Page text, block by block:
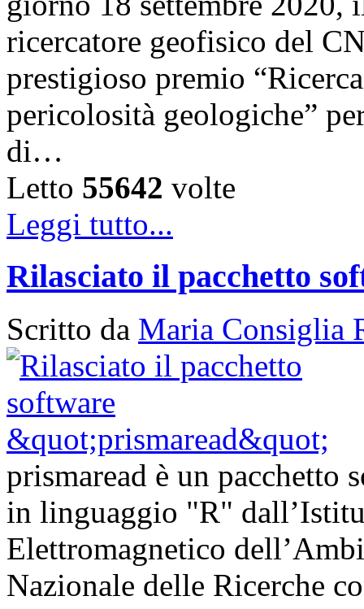
ricercatore geofisico del
prestigioso premio
pericolosità geologiche”
di…
Letto 55642 volte
Leggi tutto...
Rilasciato il pacchetto
Scritto da Maria Consiglia
prismaread è un pacchetto
in linguaggio "R"
Elettromagnetico
Nazionale delle Ricerche